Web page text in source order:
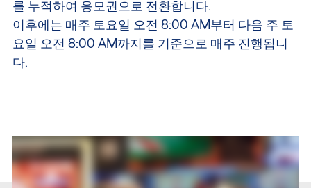
를 누적하여 응모권으로 전환합니다.
이후에는 매주 토요일 오전 8:00 AM부터 다음 주 토
요일 오전 8:00 AM까지를 기준으로 매주 진행됩니
다.